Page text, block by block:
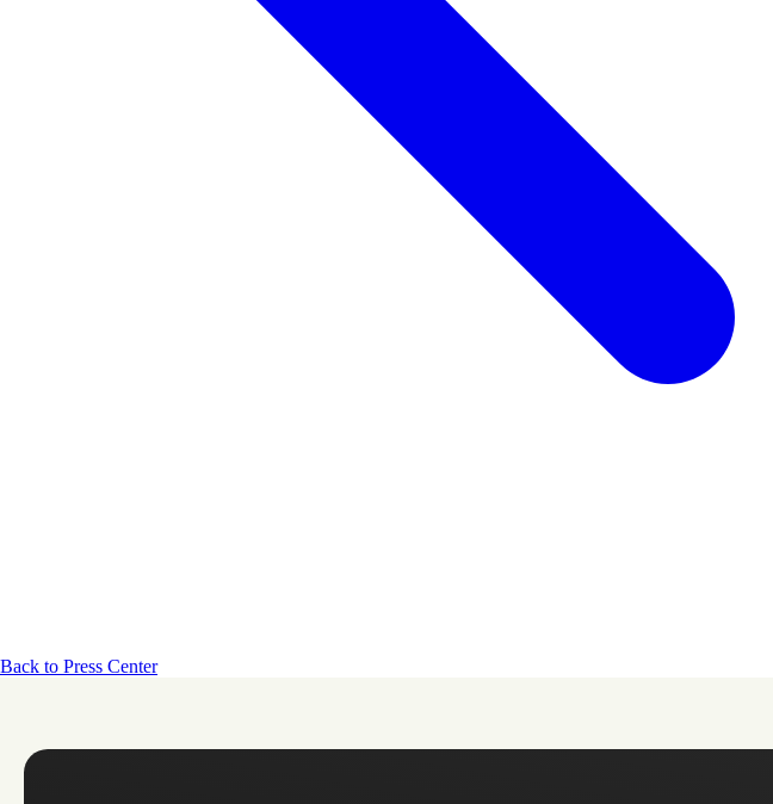
Back to Press Center